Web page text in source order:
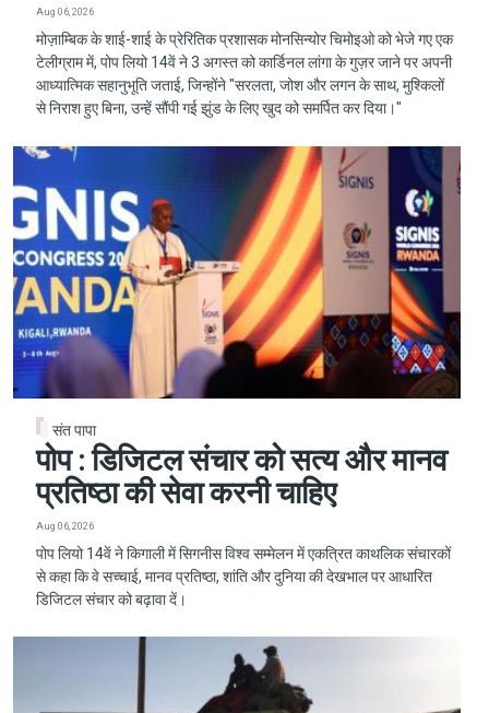
Aug 06, 2026
मोज़ाम्बिक के शाई-शाई के प्रेरितिक प्रशासक मोनसिन्योर चिमोइओ को भेजे गए एक
टेलीग्राम में, पोप लियो 14वें ने 3 अगस्त को कार्डिनल लांगा के गुज़र जाने पर अपनी
आध्यात्मिक सहानुभूति जताई, जिन्होंने "सरलता, जोश और लगन के साथ, मुश्किलों
से निराश हुए बिना, उन्हें सौंपी गई झुंड के लिए खुद को समर्पित कर दिया।"
संत पापा
पोप : डिजिटल संचार को सत्य और मानव
प्रतिष्ठा की सेवा करनी चाहिए
Aug 06, 2026
पोप लियो 14वें ने किगाली में सिगनीस विश्व सम्मेलन में एकत्रित काथलिक संचारकों
से कहा कि वे सच्चाई, मानव प्रतिष्ठा, शांति और दुनिया की देखभाल पर आधारित
डिजिटल संचार को बढ़ावा दें।